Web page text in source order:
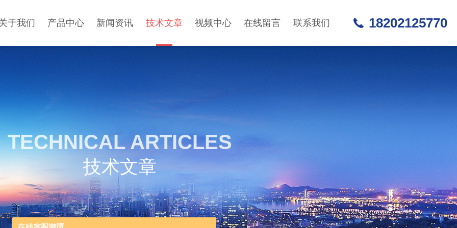
于我们 产品中心 新闻资讯 技术文章 视频中心 在线留言 联系我们 18202125770
TECHNICAL ARTICLES
技术文章